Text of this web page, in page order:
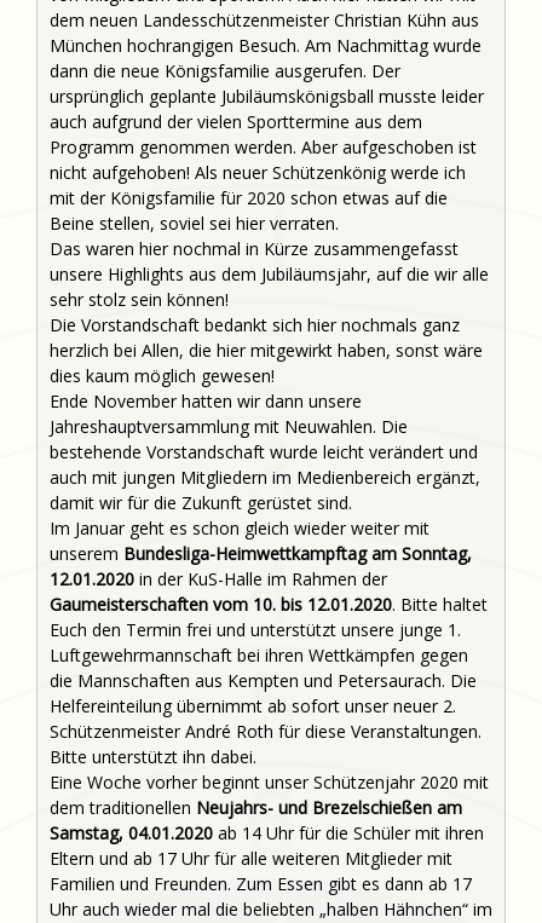
dem neuen Landesschützenmeister Christian Kühn aus
München hochrangigen Besuch. Am Nachmittag wurde
dann die neue Königsfamilie ausgerufen. Der
ursprünglich geplante Jubiläumskönigsball musste leider
auch aufgrund der vielen Sporttermine aus dem
Programm genommen werden. Aber aufgeschoben ist
nicht aufgehoben! Als neuer Schützenkönig werde ich
mit der Königsfamilie für 2020 schon etwas auf die
Beine stellen, soviel sei hier verraten.
Das waren hier nochmal in Kürze zusammengefasst
unsere Highlights aus dem Jubiläumsjahr, auf die wir alle
sehr stolz sein können!
Die Vorstandschaft bedankt sich hier nochmals ganz
herzlich bei Allen, die hier mitgewirkt haben, sonst wäre
dies kaum möglich gewesen!
Ende November hatten wir dann unsere
Jahreshauptversammlung mit Neuwahlen. Die
bestehende Vorstandschaft wurde leicht verändert und
auch mit jungen Mitgliedern im Medienbereich ergänzt,
damit wir für die Zukunft gerüstet sind.
Im Januar geht es schon gleich wieder weiter mit
unserem Bundesliga-Heimwettkampftag am Sonntag,
12.01.2020 in der KuS-Halle im Rahmen der
Gaumeisterschaften vom 10. bis 12.01.2020. Bitte haltet
Euch den Termin frei und unterstützt unsere junge 1.
Luftgewehrmannschaft bei ihren Wettkämpfen gegen
die Mannschaften aus Kempten und Petersaurach. Die
Helfereinteilung übernimmt ab sofort unser neuer 2.
Schützenmeister André Roth für diese Veranstaltungen.
Bitte unterstützt ihn dabei.
Eine Woche vorher beginnt unser Schützenjahr 2020 mit
dem traditionellen Neujahrs- und Brezelschießen am
Samstag, 04.01.2020 ab 14 Uhr für die Schüler mit ihren
Eltern und ab 17 Uhr für alle weiteren Mitglieder mit
Familien und Freunden. Zum Essen gibt es dann ab 17
Uhr auch wieder mal die beliebten „halben Hähnchen“ im